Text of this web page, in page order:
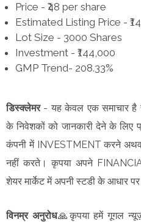
Price - ₹48 per share
Estimated Listing Price -
Lot Size - 3000 Shares
Investment - ₹144,000
GMP Trend- 208.33%
डिस्क्लेमर - यह केवल एक समाचार
के निवेशकों को जानकारी देने के लिए
कंपनी में INVESTMENT करने
नहीं करते। कृपया अपने
शेयर मार्केट में अपनी स्टडी के आधार
विनम्र अनुरोध🙏कृपया हमें गूगल